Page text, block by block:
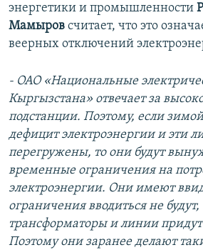
энергетики и промышленности
Мамыров считает, что это
веерных отключений
- ОАО «Национальные
Кыргызстана» отвечает за
подстанции. Поэтому, если
дефицит электроэнергии и эти
перегружены, то они будут
временные ограничения на
электроэнергии. Они имеют
ограничения вводиться не будут,
трансформаторы и линии придут
Поэтому они заранее делают